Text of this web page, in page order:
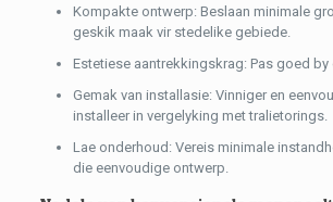
Kompakte ontwerp: Beslaan minimale
geskik maak vir stedelike gebiede.
Estetiese aantrekkingskrag: Pas goed
Gemak van installasie: Vinniger en
installeer in vergelyking met tralietorings.
Lae onderhoud: Vereis minimale
die eenvoudige ontwerp.